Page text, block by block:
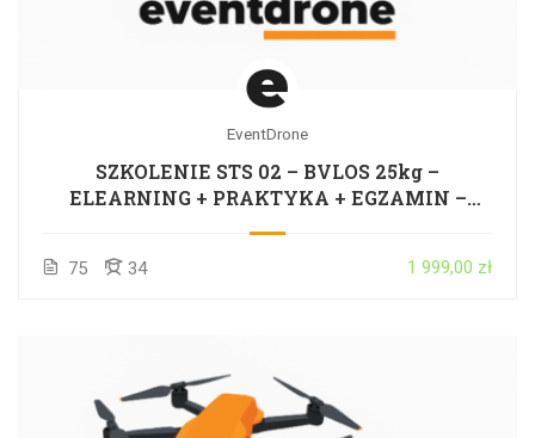
EventDrone
SZKOLENIE STS 02 – BVLOS 25kg –
ELEARNING + PRAKTYKA + EGZAMIN –
75 34 1 999,00 zł